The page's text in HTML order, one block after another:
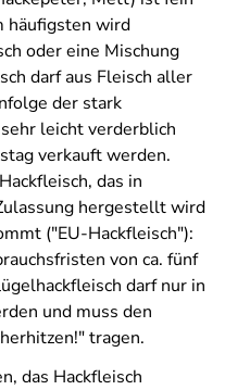
häufigsten wird
oder eine Mischung
darf aus Fleisch aller
der stark
leicht verderblich
verkauft werden.
das in
hergestellt wird
("EU-Hackfleisch"):
von ca. fünf
darf nur in
und muss den
tragen.
das Hackfleisch